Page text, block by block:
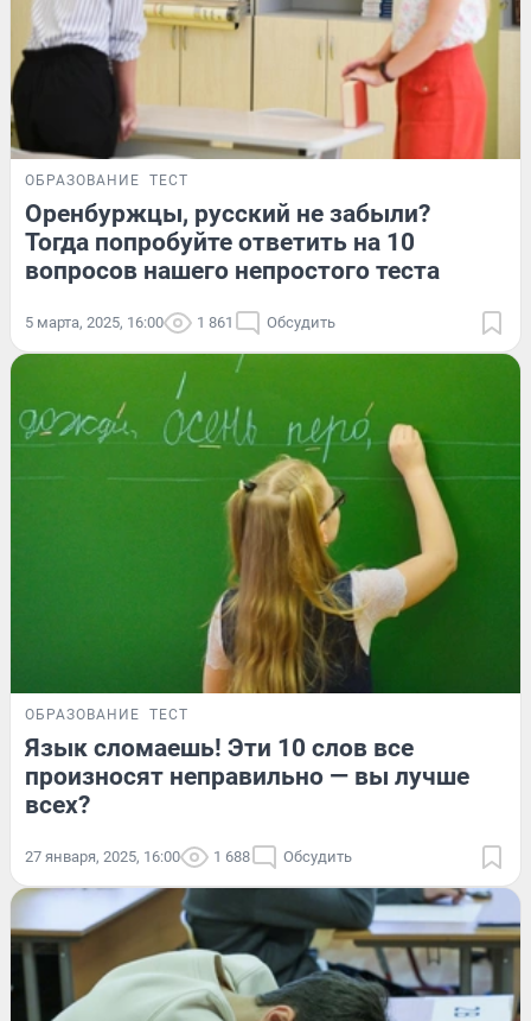
ОБРАЗОВАНИЕ ТЕСТ
Оренбуржцы, русский не забыли?
Тогда попробуйте ответить на 10
вопросов нашего непростого теста
5 марта, 2025, 16:00 1 861 Обсудить
ОБРАЗОВАНИЕ ТЕСТ
Язык сломаешь! Эти 10 слов все
произносят неправильно — вы лучше
всех?
27 января, 2025, 16:00 1 688 Обсудить